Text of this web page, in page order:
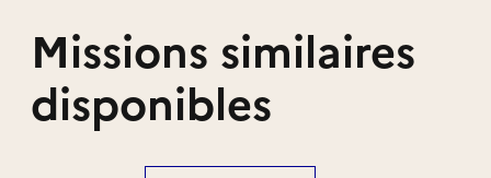
Missions similaires
disponibles